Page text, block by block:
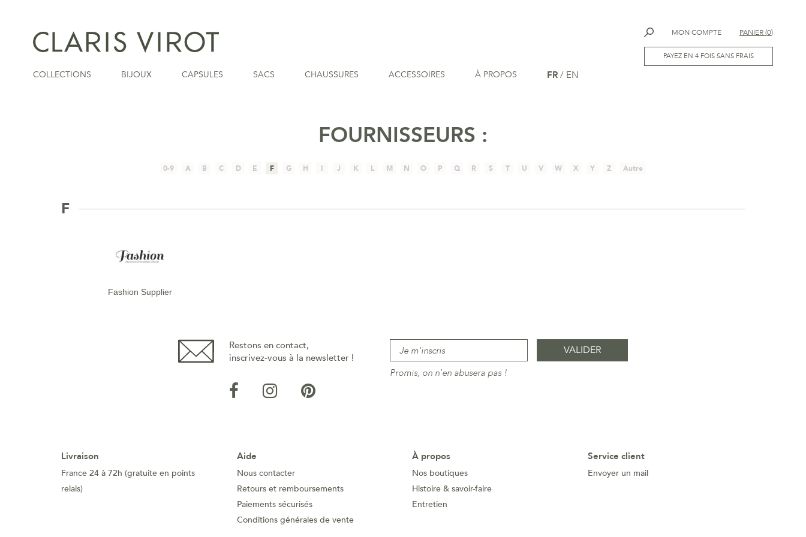
MON COMPTE PANIER(0)
PAYEZ EN 4 FOIS SANS FRAIS
COLLECTIONS BIJOUX CAPSULES SACS CHAUSSURES ACCESSOIRES À PROPOS FR / EN
FOURNISSEURS :
0-9 A B C D E F G H I J K L M N O P Q R S T U V W X Y Z Autre
F
Fashion Supplier
Restons en contact,
inscrivez-vous à la newsletter !
Promis, on n'en abusera pas !
Livraison
France 24 à 72h (gratuite en points
relais)
Aide
Nous contacter
Retours et remboursements
Paiements sécurisés
Conditions générales de vente
À propos
Nos boutiques
Histoire & savoir-faire
Entretien
Service client
Envoyer un mail